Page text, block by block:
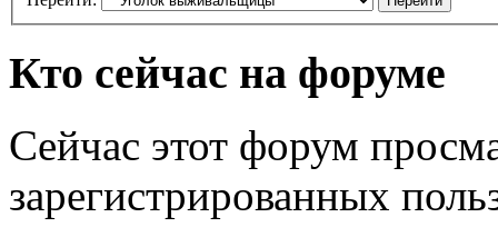
Кто сейчас на форуме
Сейчас этот форум
зарегистрированных